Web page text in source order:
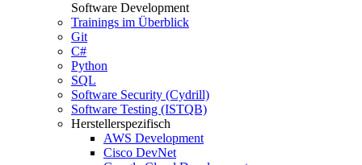
Software Development
Trainings im Überblick
Git
C#
Python
SQL
Software Security (Cydrill)
Software Testing (ISTQB)
Herstellerspezifisch
AWS Development
Cisco DevNet